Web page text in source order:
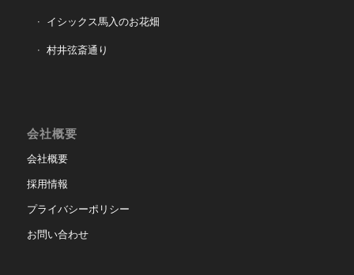
イシックス馬入のお花畑
村井弦斎通り
会社概要
会社概要
採用情報
プライバシーポリシー
お問い合わせ